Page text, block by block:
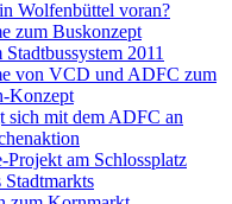
Wolfenbüttel voran?
zum Buskonzept
2011
von VCD und ADFC zum
Konzept
sich mit dem ADFC an
Projekt am Schlossplatz
Stadtmarkts